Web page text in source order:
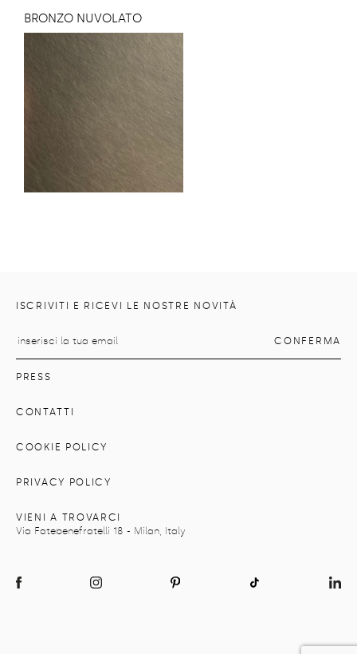
BRONZO NUVOLATO
ISCRIVITI E RICEVI LE NOSTRE NOVITÀ
PRESS
CONTATTI
COOKIE POLICY
PRIVACY POLICY
VIENI A TROVARCI
Via Fatebenefratelli 18 - Milan, Italy